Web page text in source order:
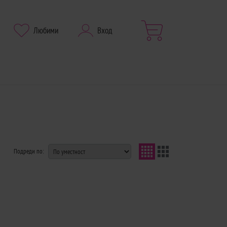
Любими Вход
Подреди по: